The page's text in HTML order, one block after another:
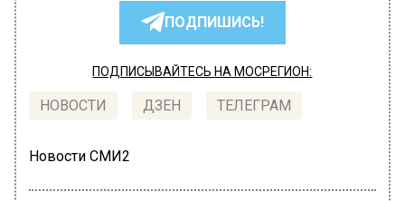
ПОДПИШИСЬ!
ПОДПИСЫВАЙТЕСЬ НА МОСРЕГИОН:
НОВОСТИ ДЗЕН ТЕЛЕГРАМ
Новости СМИ2